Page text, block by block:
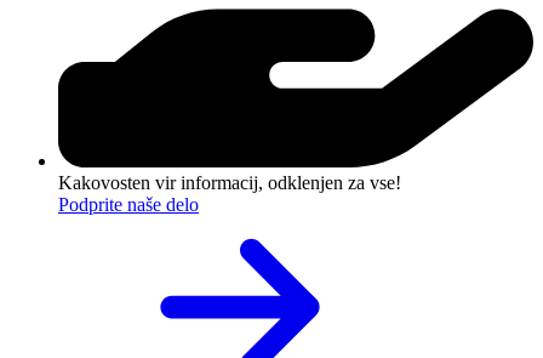
Kakovosten vir informacij, odklenjen za vse!
Podprite naše delo